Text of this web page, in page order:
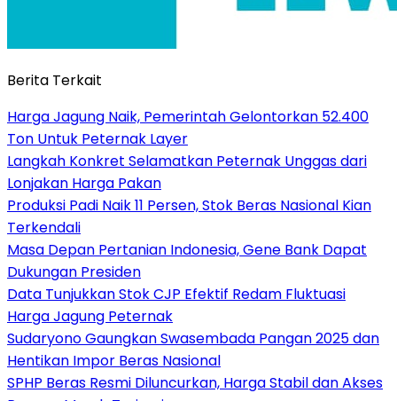
Berita Terkait
Harga Jagung Naik, Pemerintah Gelontorkan 52.400
Ton Untuk Peternak Layer
Langkah Konkret Selamatkan Peternak Unggas dari
Lonjakan Harga Pakan
Produksi Padi Naik 11 Persen, Stok Beras Nasional Kian
Terkendali
Masa Depan Pertanian Indonesia, Gene Bank Dapat
Dukungan Presiden
Data Tunjukkan Stok CJP Efektif Redam Fluktuasi
Harga Jagung Peternak
Sudaryono Gaungkan Swasembada Pangan 2025 dan
Hentikan Impor Beras Nasional
SPHP Beras Resmi Diluncurkan, Harga Stabil dan Akses